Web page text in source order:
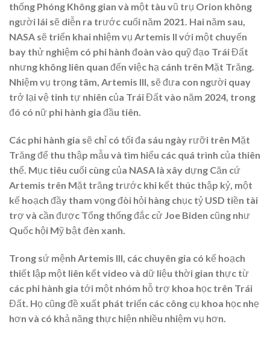
thống Phóng Không gian và một tàu vũ trụ Orion không
người lái sẽ diễn ra trước cuối năm 2021. Hai năm sau,
NASA sẽ triển khai nhiệm vụ Artemis II với một chuyến
bay thử nghiệm có phi hành đoàn vào quỹ đạo Trái Đất
nhưng không liên quan đến việc hạ cánh trên Mặt Trăng.
Nhiệm vụ trọng tâm, Artemis III, sẽ đưa con người quay
trở lại vệ tinh tự nhiên của Trái Đất vào năm 2024, trong
đó có nữ phi hành gia đầu tiên.
Các phi hành gia sẽ chỉ có tối đa sáu ngày rưỡi trên Mặt
Trăng để thu thập mẫu và tìm hiểu các quá trình của thiên
thể. Mục tiêu cuối cùng của NASA là xây dựng Căn cứ
Artemis trên Mặt trăng trước khi kết thúc thập kỷ, một
kế hoạch đầy tham vọng đòi hỏi hàng chục tỷ USD tiền tài
trợ và cần được Tổng thống đắc cử Joe Biden cũng như
Quốc hội Mỹ bật đèn xanh.
Trong sứ mệnh Artemis III, các chuyên gia có kế hoạch
thiết lập một liên kết video và dữ liệu thời gian thực từ
các phi hành gia tới một nhóm hỗ trợ khoa học trên Trái
Đất. Họ cũng đề xuất phát triển các công cụ khoa học nhẹ
hơn và có khả năng thực hiện nhiều nhiệm vụ hơn.